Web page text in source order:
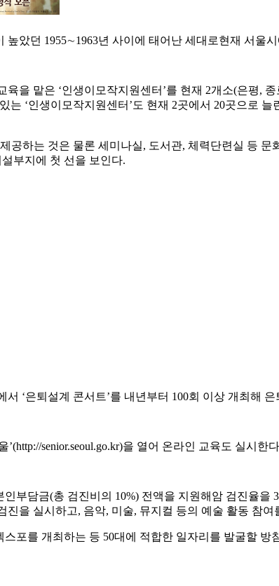
았던 1955∼1963년 사이에 태어난 세대로현재 서울
을 맡은 ‘인생이모작지원센터’를 현재 2개소(은평,
는 ‘인생이모작지원센터’도 현재 2곳에서 20곳으로
공하는 것은 물론 세미나실, 도서관, 체력단련실 등
부지에 첫 선을 보인다.
‘은퇴설계 콘서트’를 내년부터 100회 이상 개최해
senior.seoul.go.kr)을 열어 온라인 교육도 실시한
부담금(총 검진비의 10%) 전액을 지원해암 검진율
진을 실시하고, 음악, 미술, 뮤지컬 등의 예술 활동 참
포를 개최하는 등 50대에 적합한 일자리를 발굴할 방